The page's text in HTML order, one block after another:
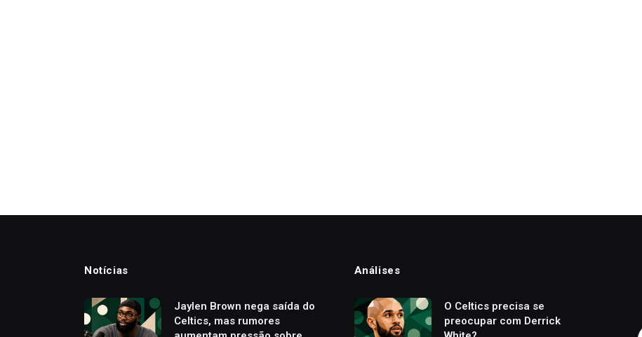
Notícias
Jaylen Brown nega saída do
Celtics, mas rumores
Análises
O Celtics precisa se
preocupar com Derrick